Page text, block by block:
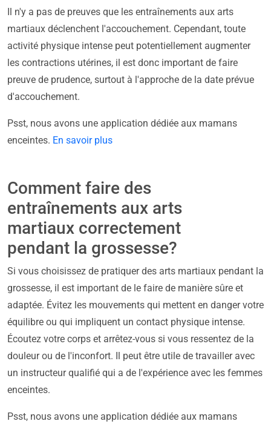
Il n'y a pas de preuves que les entraînements aux arts
martiaux déclenchent l'accouchement. Cependant, toute
activité physique intense peut potentiellement augmenter
les contractions utérines, il est donc important de faire
preuve de prudence, surtout à l'approche de la date prévue
d'accouchement.
Psst, nous avons une application dédiée aux mamans
enceintes. En savoir plus
Comment faire des
entraînements aux arts
martiaux correctement
pendant la grossesse?
Si vous choisissez de pratiquer des arts martiaux pendant la
grossesse, il est important de le faire de manière sûre et
adaptée. Évitez les mouvements qui mettent en danger votre
équilibre ou qui impliquent un contact physique intense.
Écoutez votre corps et arrêtez-vous si vous ressentez de la
douleur ou de l'inconfort. Il peut être utile de travailler avec
un instructeur qualifié qui a de l'expérience avec les femmes
enceintes.
Psst, nous avons une application dédiée aux mamans